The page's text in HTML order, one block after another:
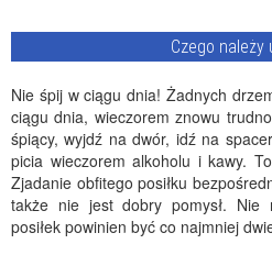
Czego należy
Nie śpij w ciągu dnia! Żadnych
ciągu dnia, wieczorem znowu
śpiący, wyjdź na dwór, idź na
picia wieczorem alkoholu i kawy.
Zjadanie obfitego posiłku
także nie jest dobry pomysł. Nie
posiłek powinien być co najmniej